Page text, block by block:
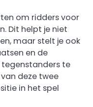
om ridders voor
Dit helpt je niet
maar stelt je ook
en de
te
deze twee
in het spel